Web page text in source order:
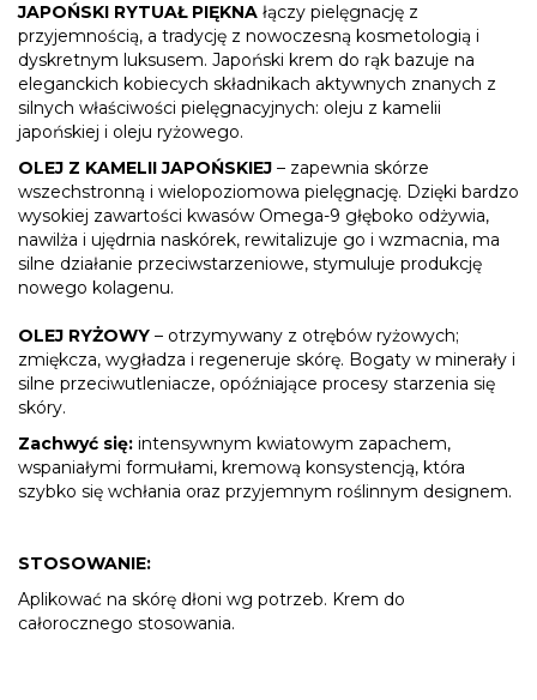
JAPOŃSKI RYTUAŁ PIĘKNA łączy pielęgnację z
przyjemnością, a tradycję z nowoczesną kosmetologią i
dyskretnym luksusem. Japoński krem do rąk bazuje na
eleganckich kobiecych składnikach aktywnych znanych z
silnych właściwości pielęgnacyjnych: oleju z kamelii
japońskiej i oleju ryżowego.
OLEJ Z KAMELII JAPOŃSKIEJ – zapewnia skórze
wszechstronną i wielopoziomowa pielęgnację. Dzięki bardzo
wysokiej zawartości kwasów Omega-9 głęboko odżywia,
nawilża i ujędrnia naskórek, rewitalizuje go i wzmacnia, ma
silne działanie przeciwstarzeniowe, stymuluje produkcję
nowego kolagenu.
OLEJ RYŻOWY – otrzymywany z otrębów ryżowych;
zmiękcza, wygładza i regeneruje skórę. Bogaty w minerały i
silne przeciwutleniacze, opóźniające procesy starzenia się
skóry.
Zachwyć się: intensywnym kwiatowym zapachem,
wspaniałymi formułami, kremową konsystencją, która
szybko się wchłania oraz przyjemnym roślinnym designem.
STOSOWANIE:
Aplikować na skórę dłoni wg potrzeb. Krem do
całorocznego stosowania.